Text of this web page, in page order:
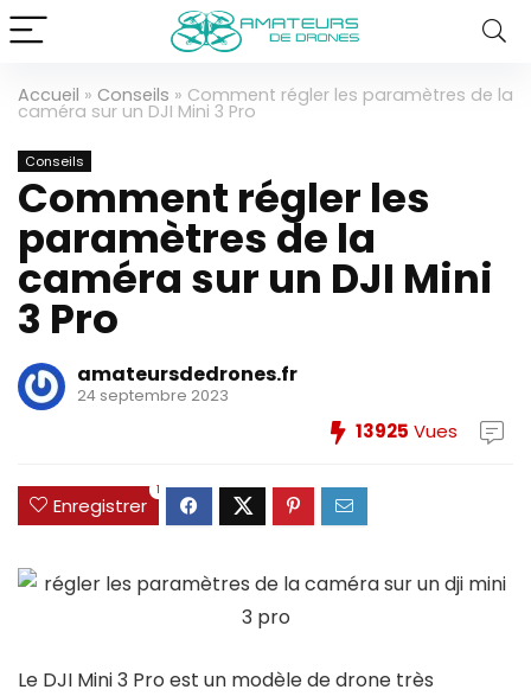
Accueil » Conseils » Comment régler les paramètres de la
caméra sur un DJI Mini 3 Pro
Conseils
Comment régler les
paramètres de la
caméra sur un DJI Mini
3 Pro
amateursdedrones.fr
24 septembre 2023
13925 Vues
Enregistrer
1
Le DJI Mini 3 Pro est un modèle de drone très